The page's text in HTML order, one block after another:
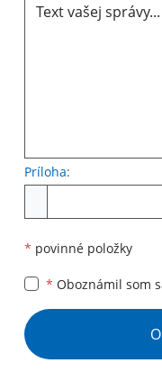
Príloha:
* povinné položky
* Oboznámil som
Google reCaptcha